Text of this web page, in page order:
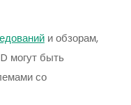
и обзорам,
могут быть
со